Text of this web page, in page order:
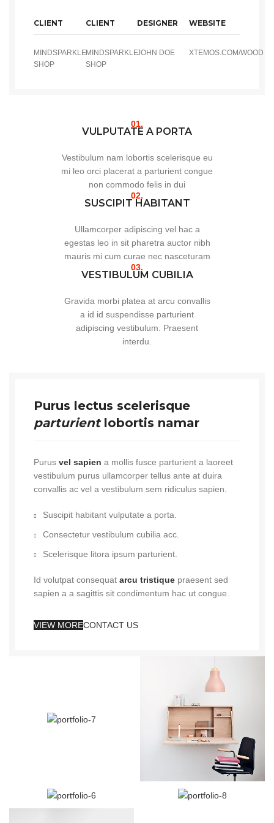
CLIENT
MINDSPARKLE
SHOP
CLIENT
MINDSPARKLE
SHOP
DESIGNER
JOHN DOE
WEBSITE
XTEMOS.COM/WOOD
01.
VULPUTATE A PORTA
Vestibulum nam lobortis scelerisque eu
mi leo orci placerat a parturient congue
non commodo felis in dui
02.
SUSCIPIT HABITANT
Ullamcorper adipiscing vel hac a
egestas leo in sit pharetra auctor nibh
mauris mi cum curae nec nasceturam
03.
VESTIBULUM CUBILIA
Gravida morbi platea at arcu convallis
a id id suspendisse parturient
adipiscing vestibulum. Praesent
interdu.
Purus lectus scelerisque
parturientlobortis namar
Purus vel sapien a mollis fusce parturient a laoreet
vestibulum purus ullamcorper tellus ante at duira
convallis ac vel a vestibulum sem ridiculus sapien.
Suscipit habitant vulputate a porta.
Consectetur vestibulum cubilia acc.
Scelerisque litora ipsum parturient.
Id volutpat consequat arcu tristique praesent sed
sapien a a sagittis sit condimentum hac ut congue.
VIEW MORECONTACT US